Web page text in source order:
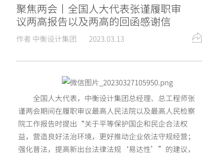
聚焦两会丨全国人大代表张谨履职审
议两高报告以及两高的回函感谢信
作者 中衡设计集团 2023.03.13
全国人大代表，中衡设计集团总经理、总工程师张
谨两会期间在履职审议最高人民法院以及最高人民检察
院工作报告时提出“关于平等保护国企和民企合法权
益，营造良好法治环境，更好推动企业依法守规经营；
强化普法，提高新出台法律法规‘易达性’”的建议，